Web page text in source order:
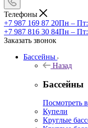
Телефоны
+7 987 169 87 20Пн –
+7 987 816 30 84Пн –
Заказать звонок
Бассейны
Назад
Бассейны
Посмотреть
Купели
Круглые